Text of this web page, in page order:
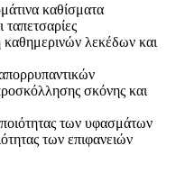
καθίσματα
ταπετσαρίες
λεκέδων και
σκόνης και
των υφασμάτων
των επιφανειών